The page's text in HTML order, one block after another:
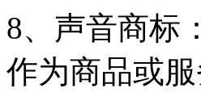
8、声音商标
作为商品或